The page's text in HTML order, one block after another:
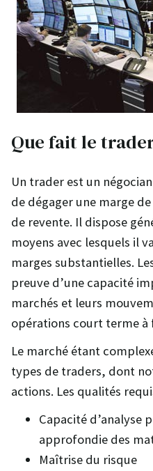
Que fait le
Un trader est un
de dégager une marge
de revente. Il dispose
moyens avec lesquels il
marges substantielles.
preuve d’une capacité
marchés et leurs
opérations court terme à
Le marché étant
types de traders, dont
actions. Les qualités
Capacité d’analyse
approfondie des
Maîtrise du risque